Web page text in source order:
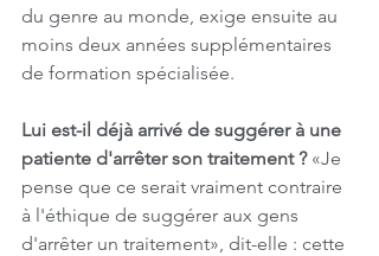
du genre au monde, exige ensuite au
moins deux années supplémentaires
de formation spécialisée.
Lui est-il déjà arrivé de suggérer à une
patiente d'arrêter son traitement ? «Je
pense que ce serait vraiment contraire
à l'éthique de suggérer aux gens
d'arrêter un traitement», dit-elle : cette